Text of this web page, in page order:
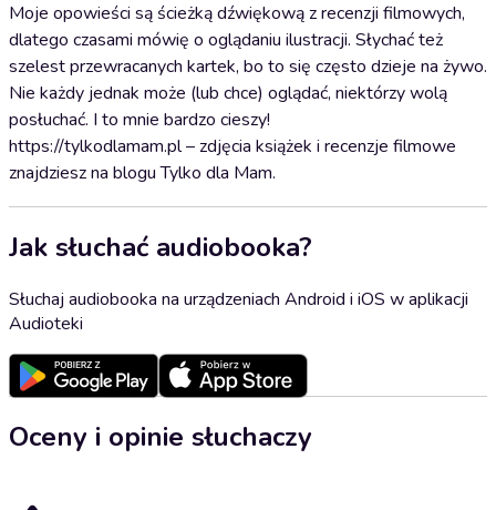
Moje opowieści są ścieżką dźwiękową z recenzji filmowych,
dlatego czasami mówię o oglądaniu ilustracji. Słychać też
szelest przewracanych kartek, bo to się często dzieje na żywo.
Nie każdy jednak może (lub chce) oglądać, niektórzy wolą
posłuchać. I to mnie bardzo cieszy!
https://tylkodlamam.pl – zdjęcia książek i recenzje filmowe
znajdziesz na blogu Tylko dla Mam.
Jak słuchać audiobooka?
Słuchaj audiobooka na urządzeniach Android i iOS w aplikacji
Audioteki
Oceny i opinie słuchaczy